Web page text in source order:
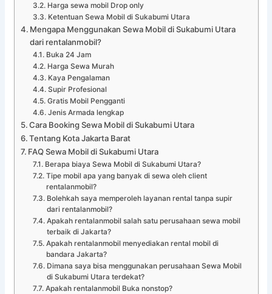
Harga sewa mobil Drop only
Ketentuan Sewa Mobil di Sukabumi Utara
Mengapa Menggunakan Sewa Mobil di Sukabumi Utara
dari rentalanmobil?
Buka 24 Jam
Harga Sewa Murah
Kaya Pengalaman
Supir Profesional
Gratis Mobil Pengganti
Jenis Armada lengkap
Cara Booking Sewa Mobil di Sukabumi Utara
Tentang Kota Jakarta Barat
FAQ Sewa Mobil di Sukabumi Utara
Berapa biaya Sewa Mobil di Sukabumi Utara?
Tipe mobil apa yang banyak di sewa oleh client
rentalanmobil?
Bolehkah saya memperoleh layanan rental tanpa supir
dari rentalanmobil?
Apakah rentalanmobil salah satu perusahaan sewa mobil
terbaik di Jakarta?
Apakah rentalanmobil menyediakan rental mobil di
bandara Jakarta?
Dimana saya bisa menggunakan perusahaan Sewa Mobil
di Sukabumi Utara terdekat?
Apakah rentalanmobil Buka nonstop?